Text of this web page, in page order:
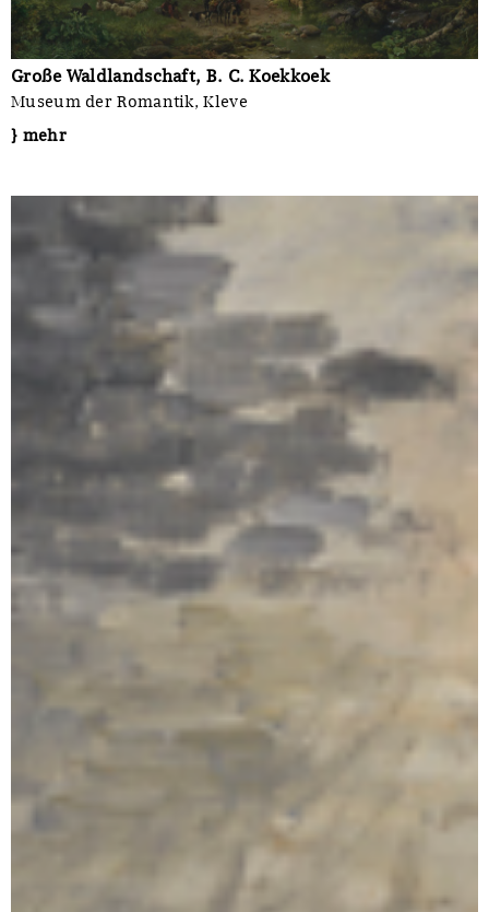
Große Waldlandschaft, B. C. Koekkoek
Museum der Romantik, Kleve
} mehr